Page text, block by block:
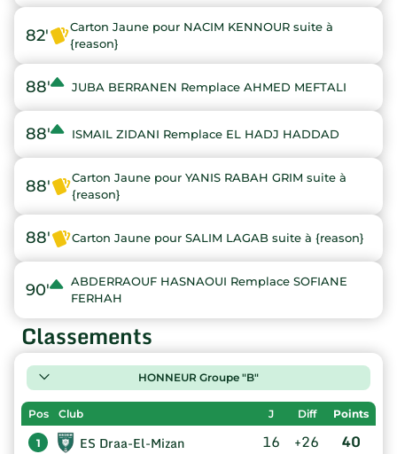
82'
Carton Jaune pour NACIM KENNOUR suite à
{reason}
88' JUBA BERRANEN Remplace AHMED MEFTALI
88' ISMAIL ZIDANI Remplace EL HADJ HADDAD
88'
Carton Jaune pour YANIS RABAH GRIM suite à
{reason}
88' Carton Jaune pour SALIM LAGAB suite à {reason}
90'
ABDERRAOUF HASNAOUI Remplace SOFIANE
FERHAH
Classements
HONNEUR Groupe "B"
Pos Club J Diff Points
1 ES Draa-El-Mizan 16 +26 40